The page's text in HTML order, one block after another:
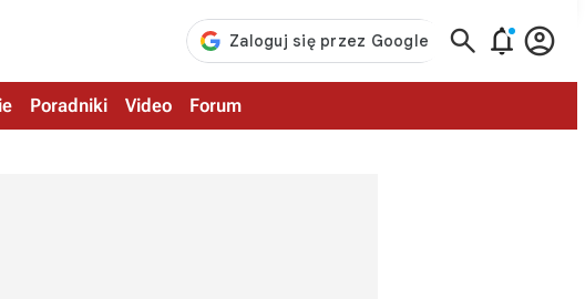
  
Poradniki Video Forum